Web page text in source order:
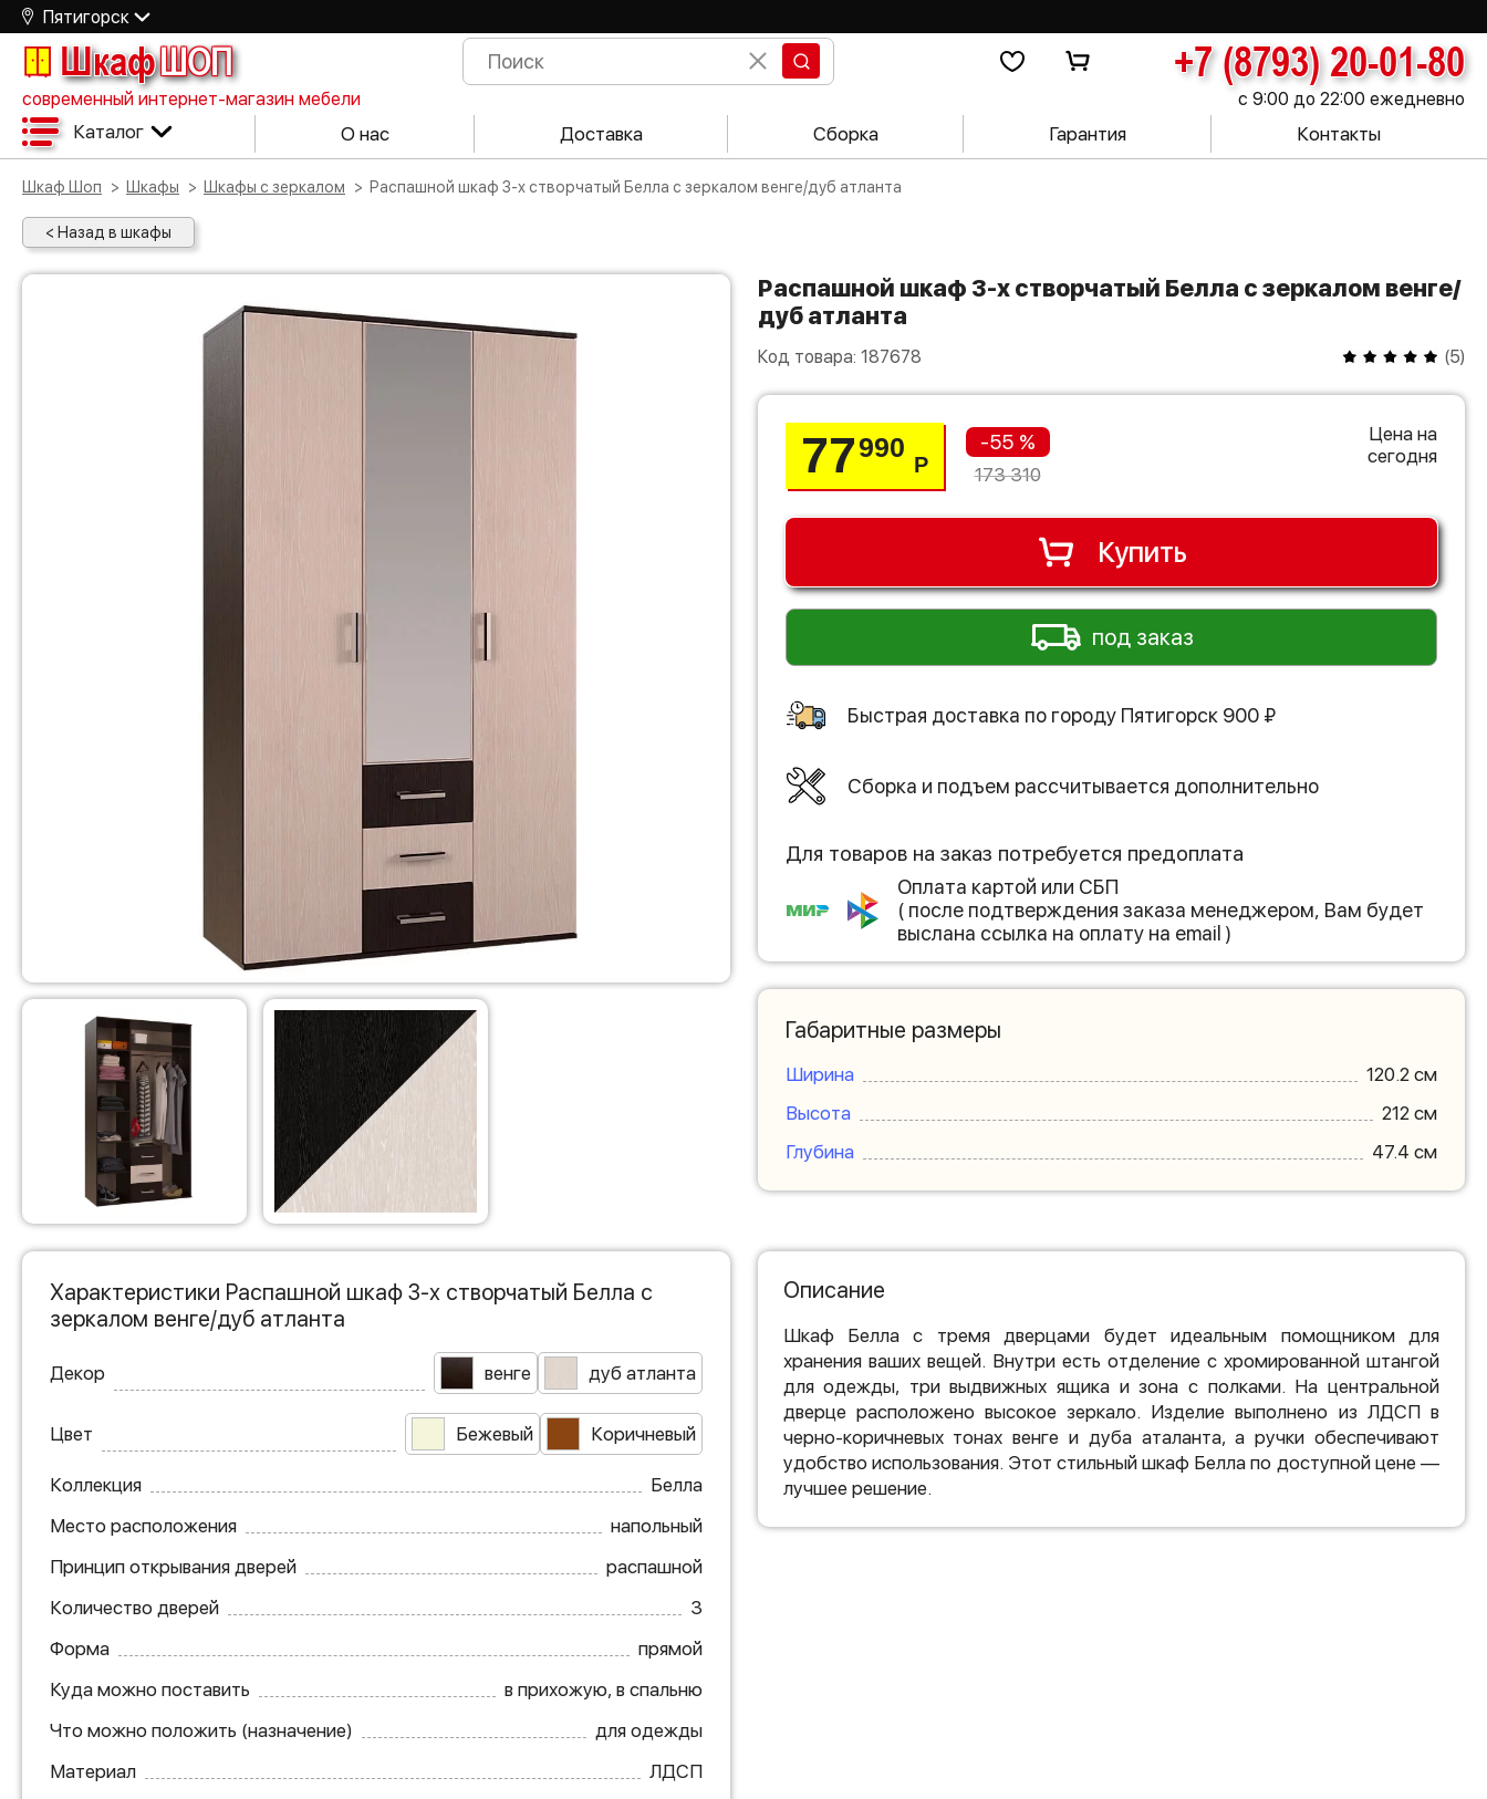
Пятигорск
ШкафШОП +7 (8793) 20-01-80
современный интернет-магазин мебели с 9:00 до 22:00 ежедневно
Каталог О нас Доставка Сборка Гарантия Контакты
Шкаф Шоп Шкафы Шкафы с зеркалом Распашной шкаф 3-х створчатый Белла с зеркалом венге/дуб атланта
< Назад в шкафы
Распашной шкаф 3-х створчатый Белла с зеркалом венге/
дуб атланта
Код товара: 187678 (5)
77990
Р
-55 %
173 310
Цена на
сегодня
Купить
под заказ
Быстрая доставка по городу Пятигорск 900 ₽
Сборка и подъем рассчитывается дополнительно
Для товаров на заказ потребуется предоплата
Оплата картой или СБП
( после подтверждения заказа менеджером, Вам будет
выслана ссылка на оплату на email )
Габаритные размеры
Ширина
120.2 см
Высота
212 см
Глубина
47.4 см
Характеристики Распашной шкаф 3-х створчатый Белла с
зеркалом венге/дуб атланта
Декор венге дуб атланта
Цвет Бежевый Коричневый
Коллекция
Белла
Место расположения
напольный
Принцип открывания дверей
распашной
Количество дверей
3
Форма
прямой
Куда можно поставить
в прихожую, в спальню
Что можно положить (назначение)
для одежды
Материал
ЛДСП
Описание
Шкаф Белла с тремя дверцами будет идеальным помощником для
хранения ваших вещей. Внутри есть отделение с хромированной штангой
для одежды, три выдвижных ящика и зона с полками. На центральной
дверце расположено высокое зеркало. Изделие выполнено из ЛДСП в
черно-коричневых тонах венге и дуба аталанта, а ручки обеспечивают
удобство использования. Этот стильный шкаф Белла по доступной цене —
лучшее решение.